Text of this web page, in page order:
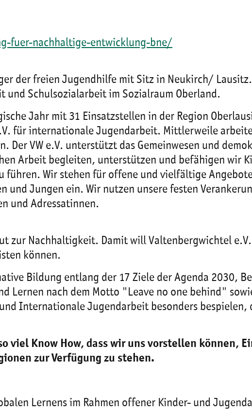
fuer-nachhaltige-entwicklung-bne/
der freien Jugendhilfe mit Sitz in Neukirch/
Schulsozialarbeit im Sozialraum Oberland.
Jahr mit 31 Einsatzstellen in der Region
für internationale Jugendarbeit. Mittlerweile
Der VW e.V. unterstützt das Gemeinwesen und
Arbeit begleiten, unterstützen und befähigen wir
Wir stehen für offene und vielfältige
und Jungen ein. Wir nutzen unsere festen
und Adressatinnen.
zur Nachhaltigkeit. Damit will Valtenbergwichtel
können.
Bildung entlang der 17 Ziele der Agenda 2030,
Lernen nach dem Motto "Leave no one behind"
Internationale Jugendarbeit besonders
viel Know How, dass wir uns vorstellen können,
zur Verfügung zu stehen.
Lernens im Rahmen offener Kinder- und